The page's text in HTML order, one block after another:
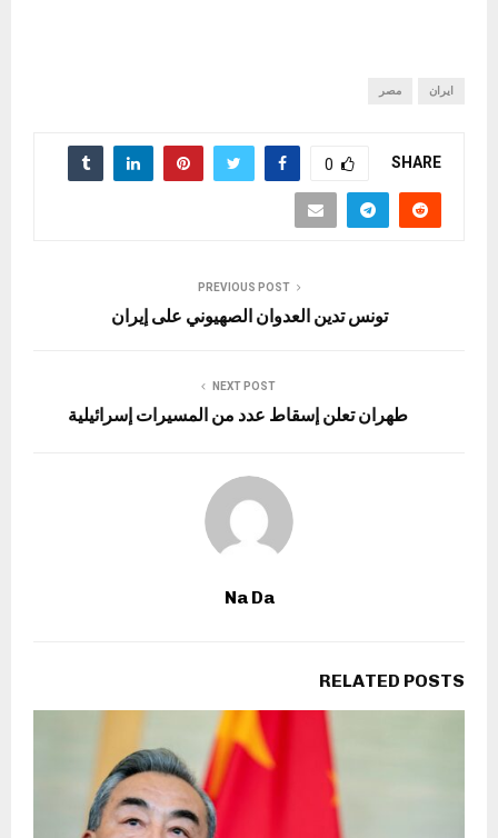
ايران مصر
SHARE
0
PREVIOUS POST
تونس تدين العدوان الصهيوني على إيران
NEXT POST
طهران تعلن إسقاط عدد من المسيرات إسرائيلية
Na Da
RELATED POSTS